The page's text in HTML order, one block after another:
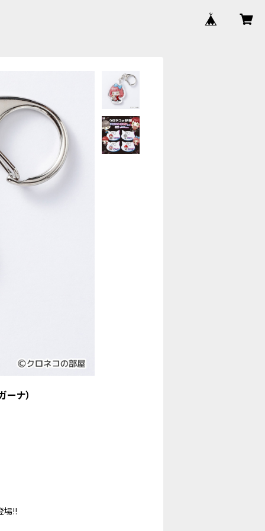
ナ）
場!!